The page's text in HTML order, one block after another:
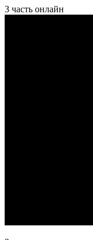
3 часть онлайн